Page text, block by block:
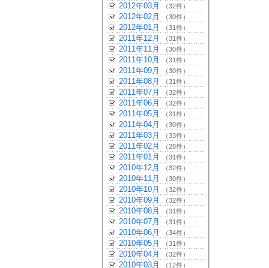
2012年03月 （32件）
2012年02月 （30件）
2012年01月 （31件）
2011年12月 （31件）
2011年11月 （30件）
2011年10月 （31件）
2011年09月 （30件）
2011年08月 （31件）
2011年07月 （32件）
2011年06月 （32件）
2011年05月 （31件）
2011年04月 （30件）
2011年03月 （33件）
2011年02月 （28件）
2011年01月 （31件）
2010年12月 （32件）
2010年11月 （30件）
2010年10月 （32件）
2010年09月 （32件）
2010年08月 （31件）
2010年07月 （31件）
2010年06月 （34件）
2010年05月 （31件）
2010年04月 （32件）
2010年03月 （12件）